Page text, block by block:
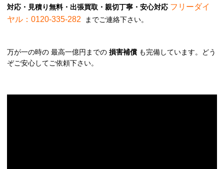
対応・見積り無料・出張買取・親切丁寧・安心対応 フリーダイ
ヤル：0120-335-282
までご連絡下さい。
万が一の時の 最高一億円までの 損害補償 も完備しています。どう
ぞご安心してご依頼下さい。